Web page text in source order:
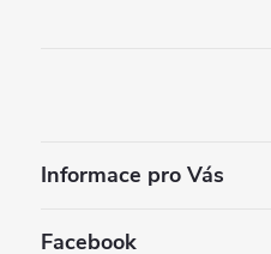
Informace pro Vás
Facebook